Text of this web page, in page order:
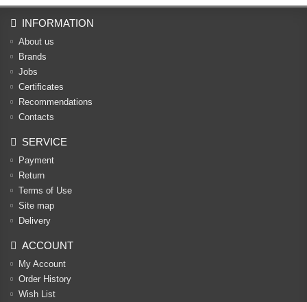
INFORMATION
About us
Brands
Jobs
Certificates
Recommendations
Contacts
SERVICE
Payment
Return
Terms of Use
Site map
Delivery
ACCOUNT
My Account
Order History
Wish List